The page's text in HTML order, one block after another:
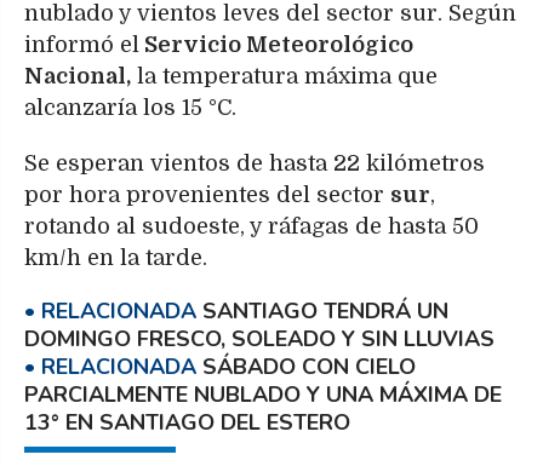
nublado y vientos leves del sector sur. Según
informó el Servicio Meteorológico
Nacional, la temperatura máxima que
alcanzaría los 15 °C.
Se esperan vientos de hasta 22 kilómetros
por hora provenientes del sector sur,
rotando al sudoeste, y ráfagas de hasta 50
km/h en la tarde.
SANTIAGO TENDRÁ UN
DOMINGO FRESCO, SOLEADO Y SIN LLUVIAS
SÁBADO CON CIELO
PARCIALMENTE NUBLADO Y UNA MÁXIMA DE
13° EN SANTIAGO DEL ESTERO